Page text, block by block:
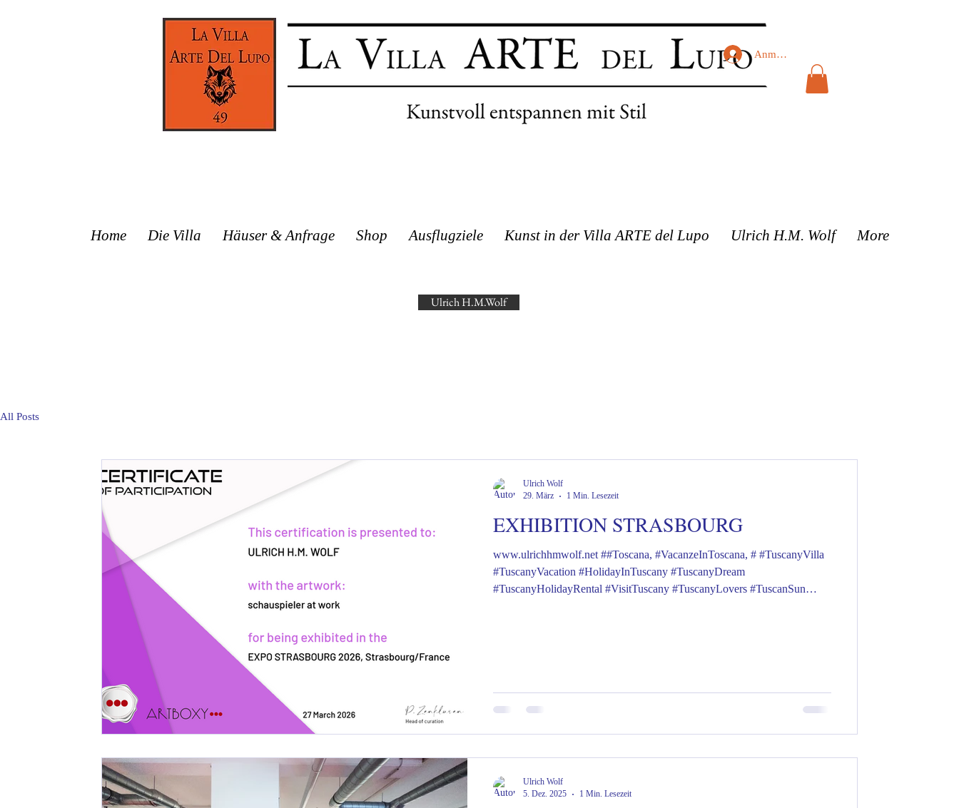
Anmelden
Home Die Villa Häuser & Anfrage Shop Ausflugziele Kunst in der Villa ARTE del Lupo Ulrich H.M. Wolf More
Ulrich H.M.Wolf
All Posts
EXHIBITION STRASBOURG
www.ulrichhmwolf.net ##Toscana, #VacanzeInToscana, # #TuscanyVilla
#TuscanyVacation #HolidayInTuscany #TuscanyDream
#TuscanyHolidayRental #VisitTuscany #TuscanyLovers #TuscanSun
Ulrich Wolf
29. März
1 Min. Lesezeit
Ulrich Wolf
5. Dez. 2025
1 Min. Lesezeit